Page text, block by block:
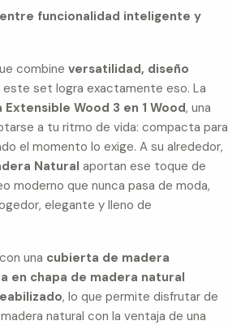
funcionalidad inteligente y
combine versatilidad, diseño
este set logra exactamente eso. La
Extensible Wood 3 en 1 Wood, una
a tu ritmo de vida: compacta para
el momento lo exige. A su alrededor,
Natural aportan ese toque de
moderno que nunca pasa de moda,
elegante y lleno de
una cubierta de madera
en chapa de madera natural
, lo que permite disfrutar de
natural con la ventaja de una